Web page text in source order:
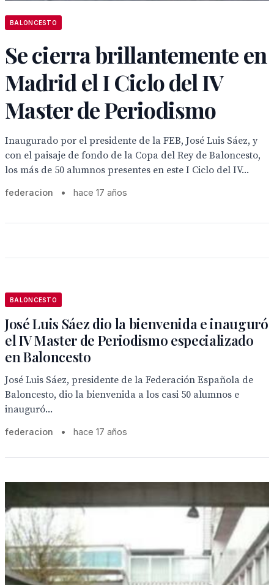
BALONCESTO
Se cierra brillantemente en
Madrid el I Ciclo del IV
Master de Periodismo
Inaugurado por el presidente de la FEB, José Luis Sáez, y
con el paisaje de fondo de la Copa del Rey de Baloncesto,
los más de 50 alumnos presentes en este I Ciclo del IV...
federacion • hace 17 años
BALONCESTO
José Luis Sáez dio la bienvenida e inauguró
el IV Master de Periodismo especializado
en Baloncesto
José Luis Sáez, presidente de la Federación Española de
Baloncesto, dio la bienvenida a los casi 50 alumnos e
inauguró...
federacion • hace 17 años